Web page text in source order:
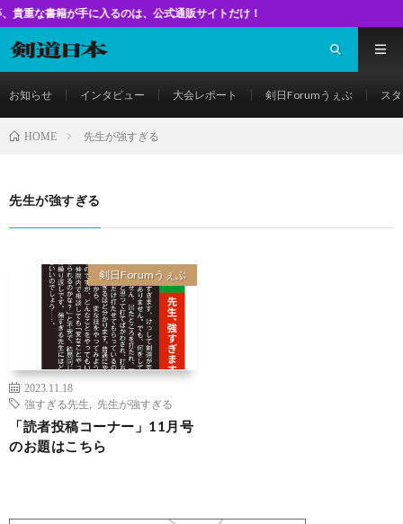
手に入るのは、公式通販サイトだけ！
お知らせ インタビュー 大会レポート 剣日Forumうぇぶ ス
HOME 先生が強すぎる
先生が強すぎる
剣日Forumうぇぶ
2023.11.18
強すぎる先生
先生が強すぎる
「読者投稿コーナー」11月号
のお題はこちら